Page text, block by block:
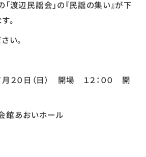
渡辺民謡会」の『民謡の集い』が下
。
い。
２０日（日） 開場 １２：００ 開
あおいホール